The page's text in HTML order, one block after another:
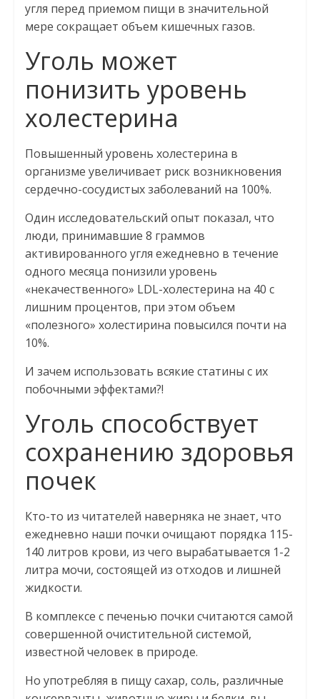
угля перед приемом пищи в значительной
мере сокращает объем кишечных газов.
Уголь может
понизить уровень
холестерина
Повышенный уровень холестерина в
организме увеличивает риск возникновения
сердечно-сосудистых заболеваний на 100%.
Один исследовательский опыт показал, что
люди, принимавшие 8 граммов
активированного угля ежедневно в течение
одного месяца понизили уровень
«некачественного» LDL-холестерина на 40 с
лишним процентов, при этом объем
«полезного» холестирина повысился почти на
10%.
И зачем использовать всякие статины с их
побочными эффектами?!
Уголь способствует
сохранению здоровья
почек
Кто-то из читателей наверняка не знает, что
ежедневно наши почки очищают порядка 115-
140 литров крови, из чего вырабатывается 1-2
литра мочи, состоящей из отходов и лишней
жидкости.
В комплексе с печенью почки считаются самой
совершенной очистительной системой,
известной человек в природе.
Но употребляя в пищу сахар, соль, различные